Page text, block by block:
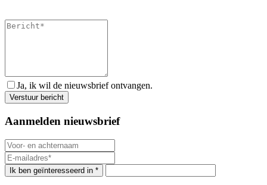
Ja, ik wil de nieuwsbrief ontvangen.
Aanmelden nieuwsbrief
Ik ben geïnteresseerd in *